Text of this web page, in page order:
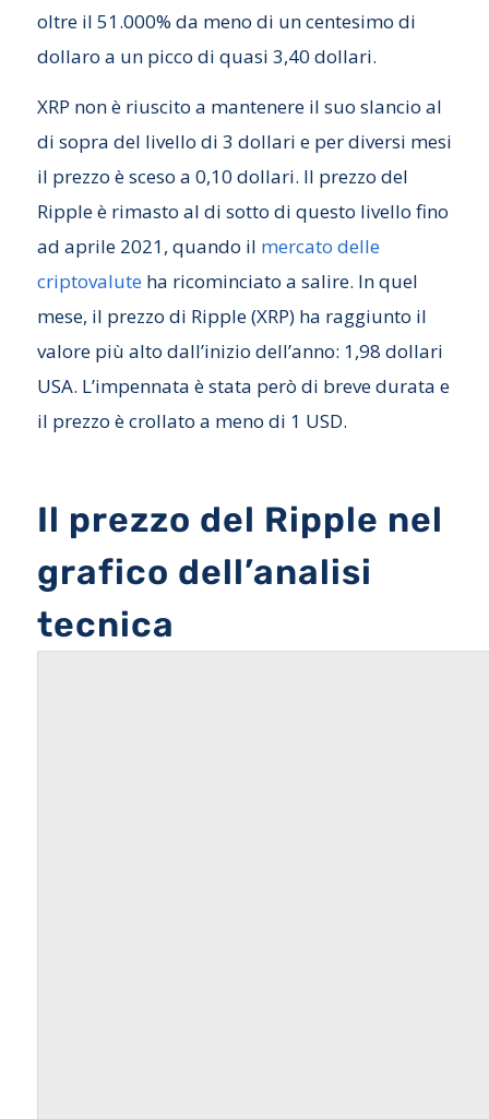
oltre il 51.000% da meno di un centesimo di
dollaro a un picco di quasi 3,40 dollari.
XRP non è riuscito a mantenere il suo slancio al
di sopra del livello di 3 dollari e per diversi mesi
il prezzo è sceso a 0,10 dollari. Il prezzo del
Ripple è rimasto al di sotto di questo livello fino
ad aprile 2021, quando il mercato delle
criptovaluteha ricominciato a salire. In quel
mese, il prezzo di Ripple (XRP) ha raggiunto il
valore più alto dall’inizio dell’anno: 1,98 dollari
USA. L’impennata è stata però di breve durata e
il prezzo è crollato a meno di 1 USD.
Il prezzo del Ripple nel
grafico dell’analisi
tecnica